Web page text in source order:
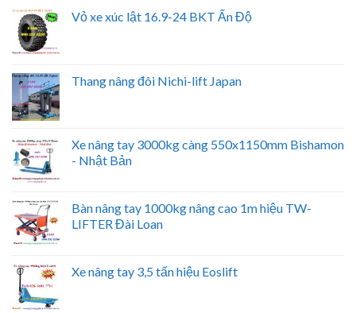
Vỏ xe xúc lật 16.9-24 BKT Ấn Độ
Thang nâng đôi Nichi-lift Japan
Xe nâng tay 3000kg càng 550x1150mm Bishamon
- Nhật Bản
Bàn nâng tay 1000kg nâng cao 1m hiệu TW-
LIFTER Đài Loan
Xe nâng tay 3,5 tấn hiệu Eoslift